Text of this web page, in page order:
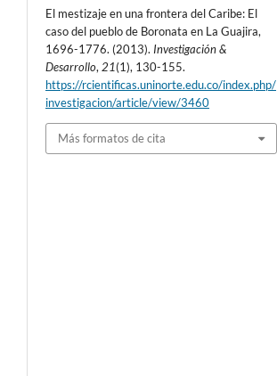
El mestizaje en una frontera del Caribe: El
caso del pueblo de Boronata en La Guajira,
1696-1776. (2013). Investigación &
Desarrollo, 21(1), 130-155.
https://rcientificas.uninorte.edu.co/index.php/
investigacion/article/view/3460
Más formatos de cita